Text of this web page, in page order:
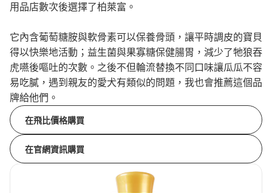
用品店數次後選擇了柏萊富。
它內含葡萄糖胺與軟骨素可以保養骨頭，讓平時調皮的寶貝
得以快樂地活動；益生菌與果寡糖保健腸胃，減少了牠狼吞
虎嚥後嘔吐的次數。之後不但輪流替換不同口味讓瓜瓜不容
易吃膩，遇到親友的愛犬有類似的問題，我也會推薦這個品
牌給他們。
在飛比價格購買
在官網資訊購買